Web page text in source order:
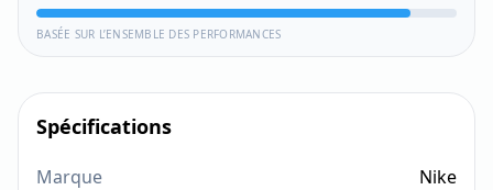
BASÉE SUR L’ENSEMBLE DES PERFORMANCES
Spécifications
Marque
Nike